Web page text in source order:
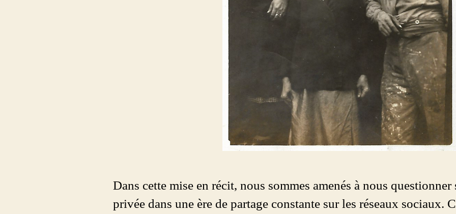
Dans cette mise en récit, nous sommes amenés à nous
privée dans une ère de partage constante sur les réseaux sociaux.